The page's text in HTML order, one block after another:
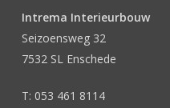
Intrema Interieurbouw
Seizoensweg 32
7532 SL Enschede
T: 053 461 8114